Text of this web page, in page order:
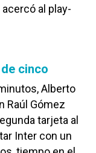
al play-
cinco
Alberto
Raúl Gómez
tarjeta al
Inter con un